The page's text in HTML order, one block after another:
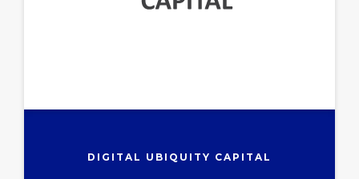
DIGITAL UBIQUITY CAPITAL